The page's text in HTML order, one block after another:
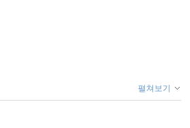
펼쳐보기